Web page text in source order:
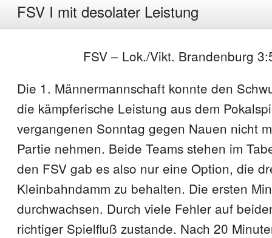
FSV I mit desolater Leistung
FSV – Lok./Vikt. Brandenburg
Die 1. Männermannschaft konnte den
die kämpferische Leistung aus dem
vergangenen Sonntag gegen Nauen nicht
Partie nehmen. Beide Teams stehen im
den FSV gab es also nur eine Option, die
Kleinbahndamm zu behalten. Die ersten
durchwachsen. Durch viele Fehler auf
richtiger Spielfluß zustande. Nach 20